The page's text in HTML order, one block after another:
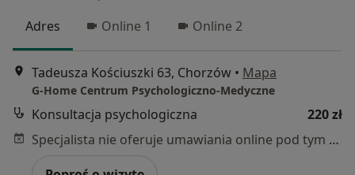
Adres Online 1 Online 2
Tadeusza Kościuszki 63, Chorzów • Mapa
G-Home Centrum Psychologiczno-Medyczne
Konsultacja psychologiczna
220 zł
Specjalista nie oferuje umawiania online pod tym adresem.